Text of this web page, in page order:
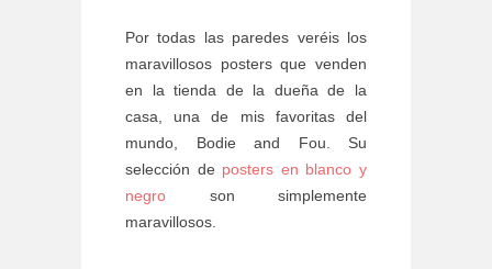
Por todas las paredes veréis los
maravillosos posters que venden
en la tienda de la dueña de la
casa, una de mis favoritas del
mundo, Bodie and Fou. Su
selección de posters en blanco y
negro son simplemente
maravillosos.